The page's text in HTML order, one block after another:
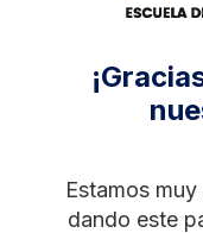
Estamos
dando este